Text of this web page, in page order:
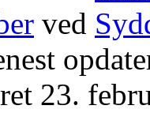
ved
23.